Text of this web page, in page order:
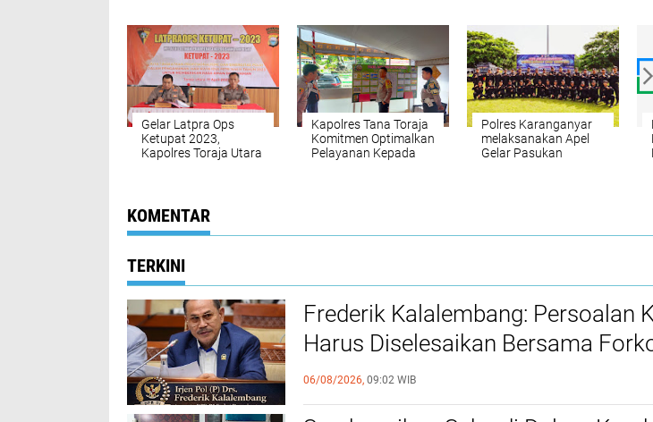
FORKOP
Gelar Latpra Ops
Ketupat 2023,
Kapolres Toraja Utara
Kapolres Tana Toraja
Komitmen Optimalkan
Pelayanan Kepada
Polres Karanganyar
melaksanakan Apel
Gelar Pasukan
KOMENTAR
TERKINI
Frederik Kalalembang: Persoalan
Harus Diselesaikan Bersama
FKUB
06/08/2026, 09:02 WIB